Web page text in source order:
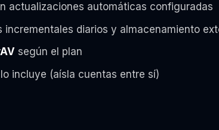
actualizaciones automáticas configuradas
diarios y almacenamiento
según el plan
incluye (aísla cuentas entre sí)